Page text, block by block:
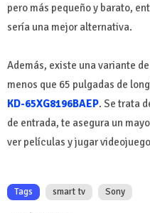
pero más pequeño y barato,
sería una mejor alternativa.
Además, existe una variante
menos que 65 pulgadas de
KD-65XG8196BAEP. Se trata
de entrada, te asegura un
ver películas y jugar
Tags smart tv Sony